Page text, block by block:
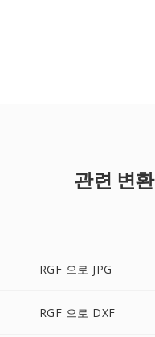
관련 변환
RGF 으로 JPG
RGF 으로 DXF